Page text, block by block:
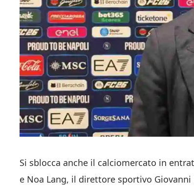
Si sblocca anche il calciomercato in
e Noa Lang, il direttore sportivo